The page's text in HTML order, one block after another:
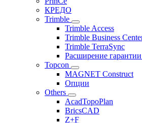
КРЕДО
Trimble
Trimble Access
Trimble Business
Trimble TerraSync
Расширение
Topcon
MAGNET Construct
Опции
Others
AcadTopoPlan
BricsCAD
Z+F